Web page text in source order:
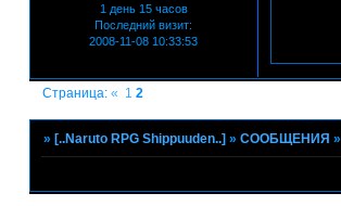
1 день 15 часов
Последний визит:
2008-11-08 10:33:53
Страница: « 1 2
» [..Naruto RPG Shippuuden..] » СООБЩЕНИЯ »